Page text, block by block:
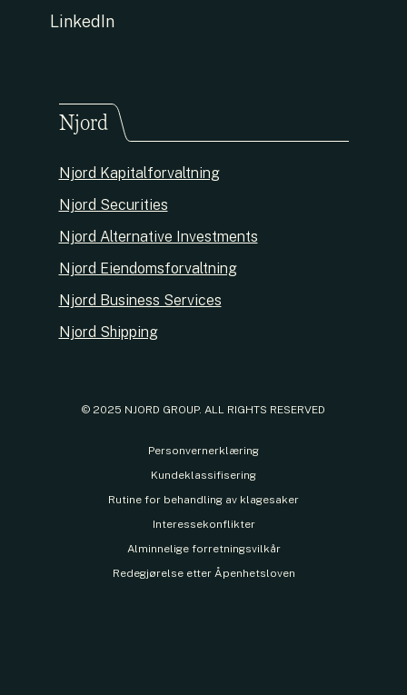
LinkedIn
Njord
Njord Kapitalforvaltning
Njord Securities
Njord Alternative Investments
Njord Eiendomsforvaltning
Njord Business Services
Njord Shipping
© 2025 NJORD GROUP. ALL RIGHTS RESERVED
Personvernerklæring
Kundeklassifisering
Rutine for behandling av klagesaker
Interessekonflikter
Alminnelige forretningsvilkår
Redegjørelse etter Åpenhetsloven